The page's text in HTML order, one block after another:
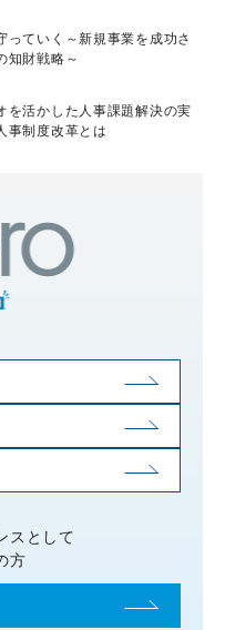
ンサ
、新
りま
接訪
す。
動
で
と
あり
や
ま
する
ル
ック
っていく～新規事業を成功さ
知財戦略～
を活かした人事課題解決の実
事制度改革とは
スとして
方